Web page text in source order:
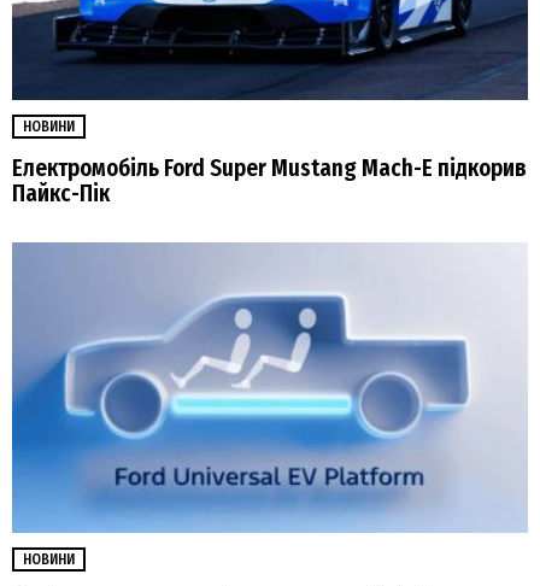
НОВИНИ
Електромобіль Ford Super Mustang Mach-E підкорив
Пайкс-Пік
НОВИНИ